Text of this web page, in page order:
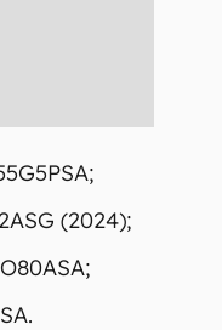
(2024);